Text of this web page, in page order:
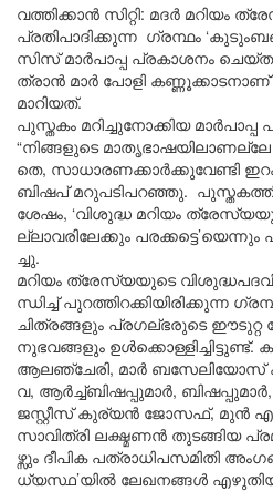
വ​ത്തി​ക്കാ​ൻ സി​റ്റി: മ​ദ​ർ മ​റി​യം
പ്ര​തി​പാ​ദി​ക്കു​ന്ന ഗ്ര​ന്ഥം
സി​സ് മാ​ർ​പാ​പ്പ പ്ര​കാ​ശ​നം
ത്രാ​ൻ മാ​ർ പോ​ളി
മാ​റി​യ​ത്.
പു​സ്ത​കം മ​റി​ച്ചു​നോ​ക്കി​യ
“നി​ങ്ങ​ളു​ടെ
തെ, സാ​ധാ​ര​ണ​ക്കാ​ർ​ക്കു​വേ​ണ്ടി
ബി​ഷ​പ് മ​റു​പ​ടി​പ​റ​ഞ്ഞു.
ശേ​ഷം, ‘വി​ശു​ദ്ധ മ​റി​യം
ല്ലാ​വ​രി​ലേ​ക്കും
ച്ചു.
മ​റി​യം ത്രേ​സ്യ​യു​ടെ
ന്ധി​ച്ച് പു​റ​ത്തി​റ​ക്കി​യി​രി​ക്കു​ന്ന
ചി​ത്ര​ങ്ങ​ളും പ്ര​ഗ​ല്ഭരു​ടെ
നു​ഭ​വ​ങ്ങ​ളും ഉ​ൾ​ക്കൊ​ള്ളി​ച്ചി​ട്ടു​ണ്ട്.
ആ​ല​ഞ്ചേ​രി, മാ​ർ ബ​സേ​ലി​യോ​സ്
വ, ആ​ർ​ച്ച്ബി​ഷ​പ്പു​മാ​ർ, ബി​ഷ​പ്പു​മാ​ർ,
ജ​സ്റ്റീ​സ് കു​ര്യ​ൻ ജോ​സ​ഫ്, മു​ൻ
സാ​വി​ത്രി ല​ക്ഷ്മ​ണ​ൻ തു​ട​ങ്ങി​യ
ഴ്സും ദീ​പി​ക പ​ത്രാ​ധി​പസ​മി​തി​
ധ്യ​സ്ഥ’​യി​ൽ ലേ​ഖ​ന​ങ്ങ​ൾ